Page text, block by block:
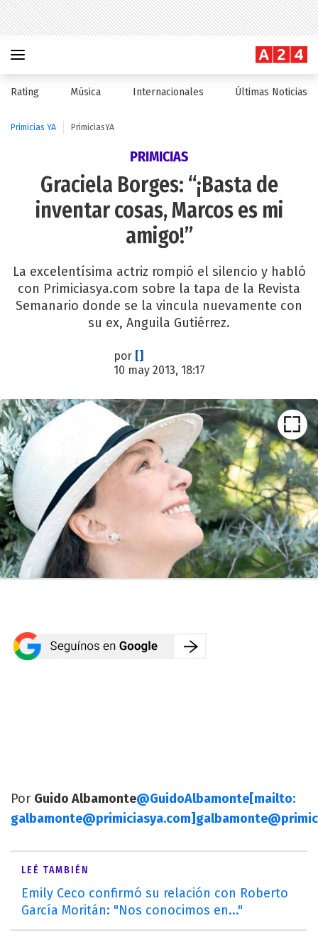
Rating Música Internacionales Últimas Noticias
Primicias YA PrimiciasYA
PRIMICIAS
Graciela Borges: “¡Basta de
inventar cosas, Marcos es mi
amigo!”
La excelentísima actriz rompió el silencio y habló
con Primiciasya.com sobre la tapa de la Revista
Semanario donde se la vincula nuevamente con
su ex, Anguila Gutiérrez.
por []
10 may 2013, 18:17
Por Guido Albamonte@GuidoAlbamonte[mailto:
galbamonte@primiciasya.com]
LEÉ TAMBIÉN
Emily Ceco confirmó su relación con Roberto
García Moritán: "Nos conocimos en..."